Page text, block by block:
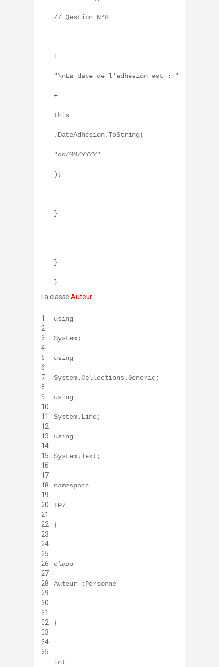
// Qestion N°8
+
"\nLa date de l'adhésion est : "
+
this
.DateAdhesion.ToString(
"dd/MM/YYYY"
);
}
}
}
La classe Auteur
1
2
3
4
5
6
7
8
9
10
11
12
13
14
15
16
17
18
19
20
21
22
23
24
25
26
27
28
29
30
31
32
33
34
35
using
System;
using
System.Collections.Generic;
using
System.Linq;
using
System.Text;
namespace
TP7
{
class
Auteur :Personne
{
int